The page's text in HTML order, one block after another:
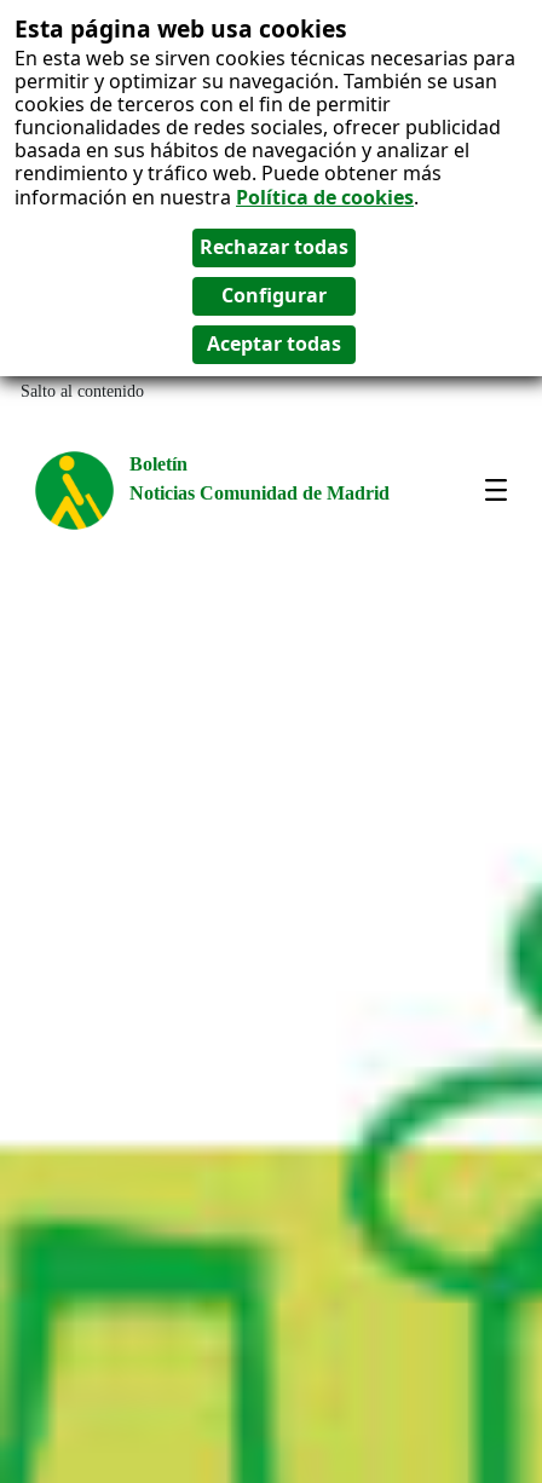
Esta página web usa cookies
En esta web se sirven cookies técnicas necesarias para
permitir y optimizar su navegación. También se usan
cookies de terceros con el fin de permitir
funcionalidades de redes sociales, ofrecer publicidad
basada en sus hábitos de navegación y analizar el
rendimiento y tráfico web. Puede obtener más
información en nuestra Política de cookies.
Salto al contenido
Boletín
Noticias Comunidad de Madrid